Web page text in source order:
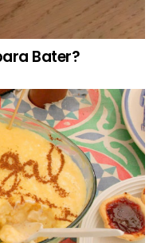
Bater?